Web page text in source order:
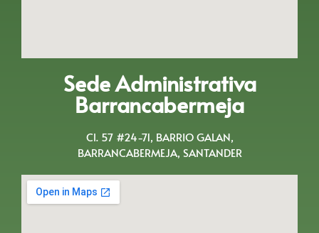
Sede Administrativa
Barrancabermeja
Cl. 57 #24-71, BARRIO GALAN,
BARRANCABERMEJA, SANTANDER